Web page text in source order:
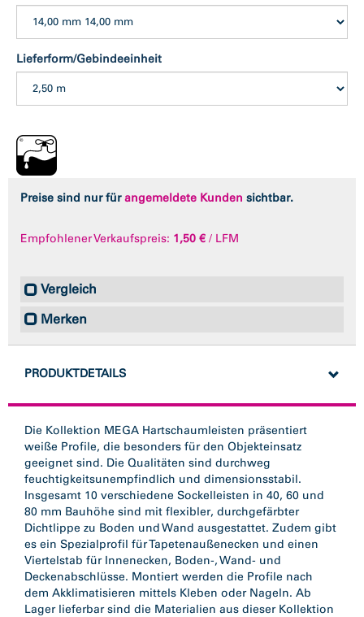
Lieferform/Gebindeeinheit
Preise sind nur fürangemeldete Kunden sichtbar.
Empfohlener Verkaufspreis: 1,50 € / LFM
Vergleich
Merken
PRODUKTDETAILS
Die Kollektion MEGA Hartschaumleisten präsentiert
weiße Profile, die besonders für den Objekteinsatz
geeignet sind. Die Qualitäten sind durchweg
feuchtigkeitsunempfindlich und dimensionsstabil.
Insgesamt 10 verschiedene Sockelleisten in 40, 60 und
80 mm Bauhöhe sind mit flexibler, durchgefärbter
Dichtlippe zu Boden und Wand ausgestattet. Zudem gibt
es ein Spezialprofil für Tapetenaußenecken und einen
Viertelstab für Innenecken, Boden-, Wand- und
Deckenabschlüsse. Montiert werden die Profile nach
dem Akklimatisieren mittels Kleben oder Nageln. Ab
Lager lieferbar sind die Materialien aus dieser Kollektion